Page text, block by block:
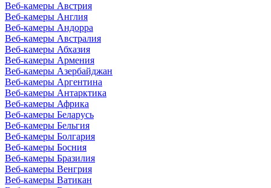
Веб-камеры Австрия
Веб-камеры Англия
Веб-камеры Андорра
Веб-камеры Австралия
Веб-камеры Абхазия
Веб-камеры Армения
Веб-камеры Азербайджан
Веб-камеры Аргентина
Веб-камеры Антарктика
Веб-камеры Африка
Веб-камеры Беларусь
Веб-камеры Бельгия
Веб-камеры Болгария
Веб-камеры Босния
Веб-камеры Бразилия
Веб-камеры Венгрия
Веб-камеры Ватикан